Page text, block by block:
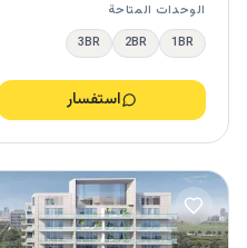
الوحدات المتاحة
1BR
2BR
3BR
استفسار